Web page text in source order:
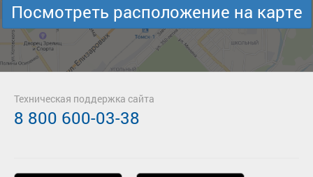
Посмотреть расположение на карте
Техническая поддержка сайта
8 800 600-03-38